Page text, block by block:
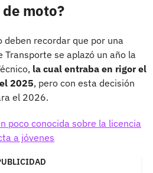
moto?
deben recordar que por una
se aplazó un año la
la cual entraba en rigor el
2025, pero con esta decisión
el 2026.
poco conocida sobre la licencia
a jóvenes